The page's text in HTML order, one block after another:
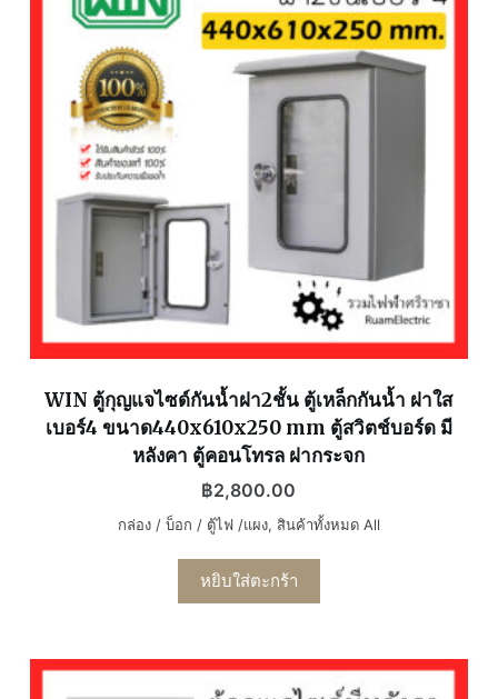
WIN ตู้กุญแจไซด์กันน้ำฝา2ชั้น ตู้เหล็กกันน้ำ ฝาใส
เบอร์4 ขนาด440x610x250 mm ตู้สวิตช์บอร์ด มี
หลังคา ตู้คอนโทรล ฝากระจก
฿2,800.00
กล่อง / บ็อก / ตู้ไฟ /แผง, สินค้าทั้งหมด All
หยิบใส่ตะกร้า